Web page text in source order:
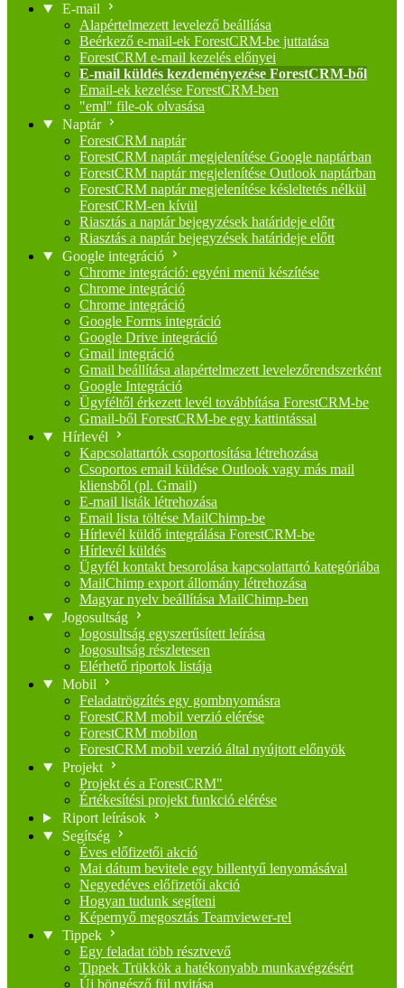
E-mail
Alapértelmezett levelező beállíása
Beérkező e-mail-ek ForestCRM-be juttatása
ForestCRM e-mail kezelés előnyei
E-mail küldés kezdeményezése ForestCRM-ből
Email-ek kezelése ForestCRM-ben
"eml" file-ok olvasása
Naptár
ForestCRM naptár
ForestCRM naptár megjelenítése Google naptárban
ForestCRM naptár megjelenítése Outlook naptárban
ForestCRM naptár megjelenítése késleltetés nélkül
ForestCRM-en kívül
Riasztás a naptár bejegyzések határideje előtt
Riasztás a naptár bejegyzések határideje előtt
Google integráció
Chrome integráció: egyéni menü készítése
Chrome integráció
Chrome integráció
Google Forms integráció
Google Drive integráció
Gmail integráció
Gmail beállítása alapértelmezett levelezőrendszerként
Google Integráció
Ügyféltől érkezett levél továbbítása ForestCRM-be
Gmail-ből ForestCRM-be egy kattintással
Hírlevél
Kapcsolattartók csoportosítása létrehozása
Csoportos email küldése Outlook vagy más mail
kliensből (pl. Gmail)
E-mail listák létrehozása
Email lista töltése MailChimp-be
Hírlevél küldő integrálása ForestCRM-be
Hírlevél küldés
Ügyfél kontakt besorolása kapcsolattartó kategóriába
MailChimp export állomány létrehozása
Magyar nyelv beállítása MailChimp-ben
Jogosultság
Jogosultság egyszerűsített leírása
Jogosultság részletesen
Elérhető riportok listája
Mobil
Feladatrögzítés egy gombnyomásra
ForestCRM mobil verzió elérése
ForestCRM mobilon
ForestCRM mobil verzió által nyújtott előnyök
Projekt
Projekt és a ForestCRM"
Értékesítési projekt funkció elérése
Riport leírások
Segítség
Éves előfizetői akció
Mai dátum bevitele egy billentyű lenyomásával
Negyedéves előfizetői akció
Hogyan tudunk segíteni
Képernyő megosztás Teamviewer-rel
Tippek
Egy feladat több résztvevő
Tippek Trükkök a hatékonyabb munkavégzésért
Új böngésző fül nyitása